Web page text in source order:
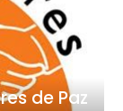
de Paz